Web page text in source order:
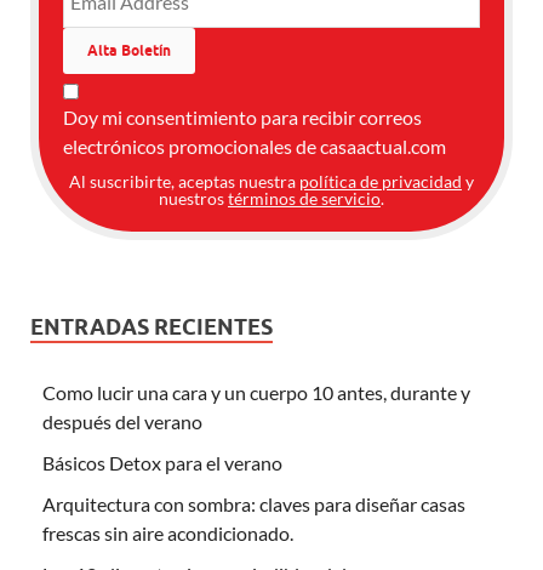
Doy mi consentimiento para recibir correos
electrónicos promocionales de casaactual.com
Al suscribirte, aceptas nuestra política de privacidad y
nuestrostérminos de servicio.
ENTRADAS RECIENTES
Como lucir una cara y un cuerpo 10 antes, durante y
después del verano
Básicos Detox para el verano
Arquitectura con sombra: claves para diseñar casas
frescas sin aire acondicionado.